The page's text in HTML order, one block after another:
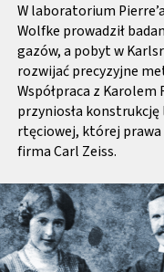
W laboratorium
Wolfke prowadził
gazów, a pobyt w
rozwijać precyzyjne
Współpraca z
przyniosła
rtęciowej, której prawa
firma Carl Zeiss.